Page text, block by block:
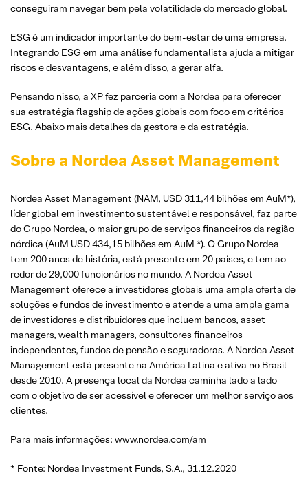
conseguiram navegar bem pela volatilidade do mercado global.
ESG é um indicador importante do bem-estar de uma empresa.
Integrando ESG em uma análise fundamentalista ajuda a mitigar
riscos e desvantagens, e além disso, a gerar alfa.
Pensando nisso, a XP fez parceria com a Nordea para oferecer
sua estratégia flagship de ações globais com foco em critérios
ESG. Abaixo mais detalhes da gestora e da estratégia.
Sobre a Nordea Asset Management
Nordea Asset Management (NAM, USD 311,44 bilhões em AuM*),
líder global em investimento sustentável e responsável, faz parte
do Grupo Nordea, o maior grupo de serviços financeiros da região
nórdica (AuM USD 434,15 bilhões em AuM *). O Grupo Nordea
tem 200 anos de história, está presente em 20 países, e tem ao
redor de 29,000 funcionários no mundo. A Nordea Asset
Management oferece a investidores globais uma ampla oferta de
soluções e fundos de investimento e atende a uma ampla gama
de investidores e distribuidores que incluem bancos, asset
managers, wealth managers, consultores financeiros
independentes, fundos de pensão e seguradoras. A Nordea Asset
Management está presente na América Latina e ativa no Brasil
desde 2010. A presença local da Nordea caminha lado a lado
com o objetivo de ser acessível e oferecer um melhor serviço aos
clientes.
Para mais informações: www.nordea.com/am
* Fonte: Nordea Investment Funds, S.A., 31.12.2020